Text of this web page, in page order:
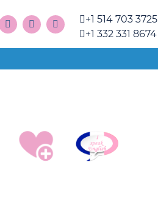
+1 514 703 3725
+1 332 331 8674